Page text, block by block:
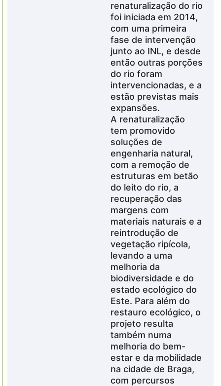
renaturalização do rio
foi iniciada em 2014,
com uma primeira
fase de intervenção
junto ao INL, e desde
então outras porções
do rio foram
intervencionadas, e a
estão previstas mais
expansões.
A renaturalização
tem promovido
soluções de
engenharia natural,
com a remoção de
estruturas em betão
do leito do rio, a
recuperação das
margens com
materiais naturais e a
reintrodução de
vegetação ripícola,
levando a uma
melhoria da
biodiversidade e do
estado ecológico do
Este. Para além do
restauro ecológico, o
projeto resulta
também numa
melhoria do bem-
estar e da mobilidade
na cidade de Braga,
com percursos